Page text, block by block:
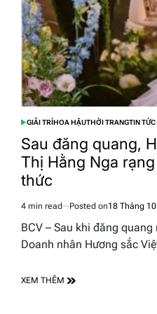
POSTED
IN
GIẢI TRÍHOA HẬUTHỜI TRANGTIN TỨC
Sau đăng quang,
Thị Hằng Nga
thức
Estimated
read
4 min read Posted on18 Tháng
BCV – Sau khi đăng
Doanh nhân Hương sắc
XEM THÊM